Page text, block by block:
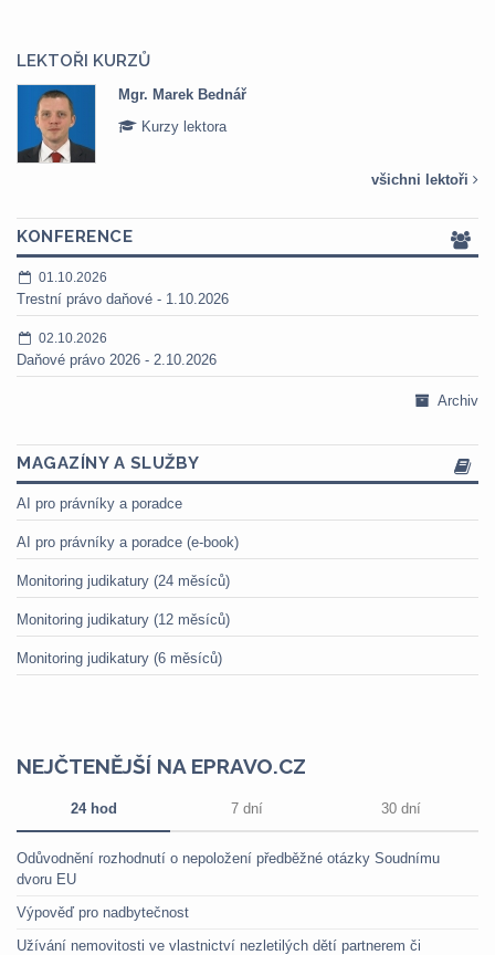
LEKTOŘI KURZŮ
Mgr. Marek Bednář
Kurzy lektora
všichni lektoři
KONFERENCE
01.10.2026
Trestní právo daňové - 1.10.2026
02.10.2026
Daňové právo 2026 - 2.10.2026
Archiv
MAGAZÍNY A SLUŽBY
AI pro právníky a poradce
AI pro právníky a poradce (e-book)
Monitoring judikatury (24 měsíců)
Monitoring judikatury (12 měsíců)
Monitoring judikatury (6 měsíců)
NEJČTENĚJŠÍ NA EPRAVO.CZ
24 hod 7 dní 30 dní
Odůvodnění rozhodnutí o nepoložení předběžné otázky Soudnímu
dvoru EU
Výpověď pro nadbytečnost
Užívání nemovitosti ve vlastnictví nezletilých dětí partnerem či